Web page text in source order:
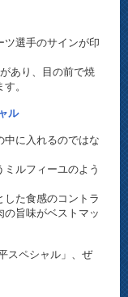
ツ選手のサインが印
あり、目の前で焼
。
ル
中に入れるのではな
ルフィーユのよう
した食感のコントラ
の旨味がベストマッ
スペシャル」、ぜ